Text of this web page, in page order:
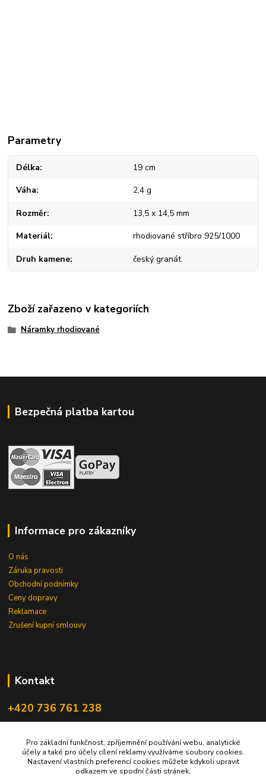
Parametry
Délka 19 cm
Váha 2,4 g
Rozměr 13,5 x 14,5 mm
Materiál rhodiované stříbro 925/1000
Druh kamene český granát
Zboží zařazeno v kategoriích
Náramky rhodiované
Bezpečná platba kartou
Informace pro zákazníky
O nás
Záruka pravosti
Obchodní podnímky
Ceny dopravy
Reklamace
Zrušení kupní smlouvy
Kontakt
+420 736 761 238
Pro základní funkčnost, zpříjemnění používání webu, analytické
účely a také pro účely cílení reklamy využíváme soubory cookies.
Nastavení vlastních preferencí cookies můžete kdykoli upravit
odkazem ve spodní části stránek.